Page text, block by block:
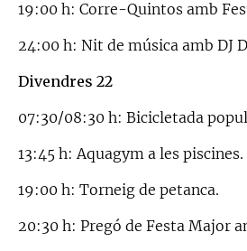
19:00 h: Corre-Quintos amb
24:00 h: Nit de música amb DJ
Divendres 22
07:30/08:30 h: Bicicletada
13:45 h: Aquagym a les piscines.
19:00 h: Torneig de petanca.
20:30 h: Pregó de Festa Major